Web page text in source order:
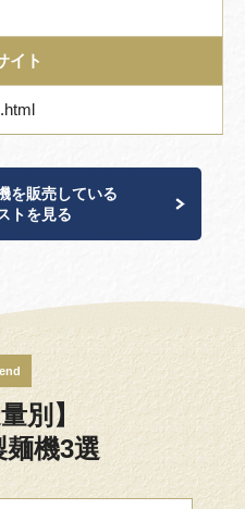
イト
を販売している
トを見る
別】
機3選